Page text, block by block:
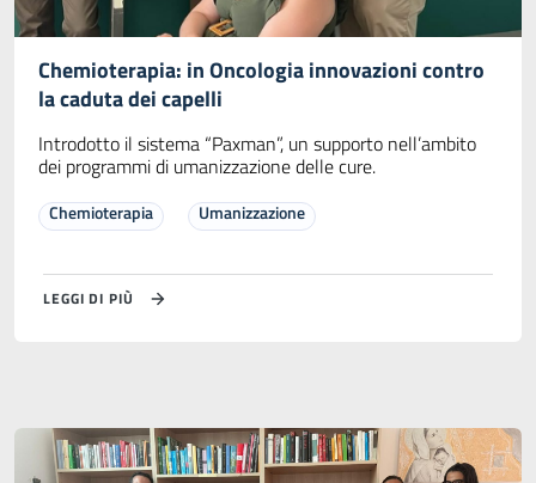
Chemioterapia: in Oncologia innovazioni contro
la caduta dei capelli
Introdotto il sistema “Paxman”, un supporto nell’ambito
dei programmi di umanizzazione delle cure.
Chemioterapia Umanizzazione
LEGGI DI PIÙ